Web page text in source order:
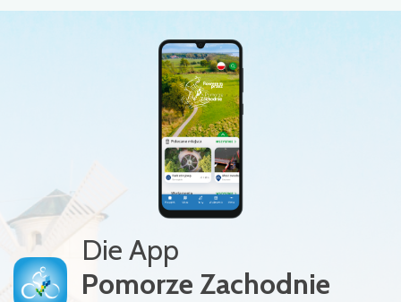
Die App
Pomorze Zachodnie